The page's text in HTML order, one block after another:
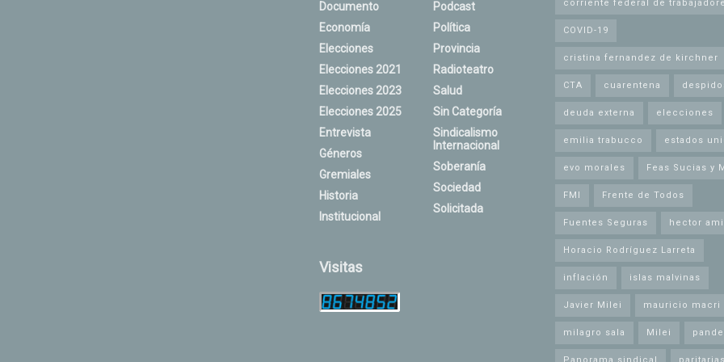
Documento
Economía
Elecciones
Elecciones 2021
Elecciones 2023
Elecciones 2025
Entrevista
Géneros
Gremiales
Historia
Institucional
Podcast
Política
Provincia
Radioteatro
Salud
Sin Categoría
Sindicalismo
Internacional
Soberanía
Sociedad
Solicitada
Visitas
corriente federal de
COVID-19
cristina fernandez de kirchner
CTA cuarentena
deuda externa elecciones
emilia trabucco estados
evo morales Feas Sucias y
FMI Frente de Todos
Fuentes Seguras hector
Horacio Rodríguez Larreta
inflación islas malvinas
Javier Milei mauricio macri
milagro sala Milei
Panorama sindical paritarias